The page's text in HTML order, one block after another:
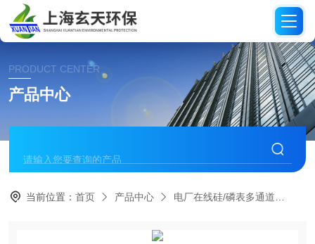
PRODUCT CENTER
产品中心
当前位置：首页 产品中心 电厂在线硅/磷表多通道